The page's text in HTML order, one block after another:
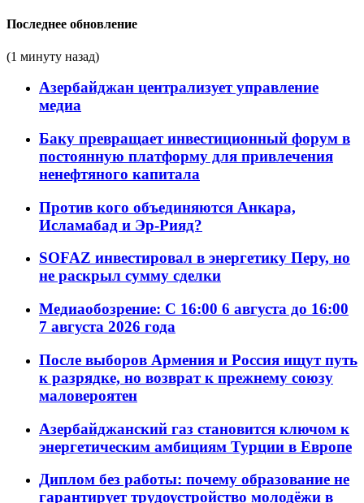
Последнее обновление
(1 минуту назад)
Азербайджан централизует управление
медиа
Баку превращает инвестиционный форум в
постоянную платформу для привлечения
ненефтяного капитала
Против кого объединяются Анкара,
Исламабад и Эр-Рияд?
SOFAZ инвестировал в энергетику Перу, но
не раскрыл сумму сделки
Медиаобозрение: С 16:00 6 августа до 16:00
7 августа 2026 года
После выборов Армения и Россия ищут путь
к разрядке, но возврат к прежнему союзу
маловероятен
Азербайджанский газ становится ключом к
энергетическим амбициям Турции в Европе
Диплом без работы: почему образование не
гарантирует трудоустройство молодёжи в